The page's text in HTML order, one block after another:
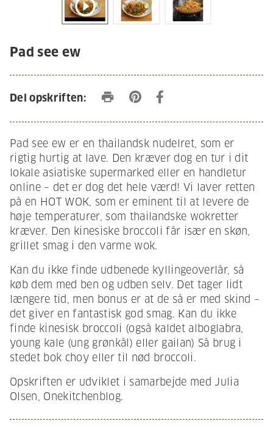
play_circle_outline
Pad see ew
Del opskriften: print
Pad see ew er en thailandsk nudelret, som er
rigtig hurtig at lave. Den kræver dog en tur i dit
lokale asiatiske supermarked eller en handletur
online – det er dog det hele værd! Vi laver retten
på en HOT WOK, som er eminent til at levere de
høje temperaturer, som thailandske wokretter
kræver. Den kinesiske broccoli får især en skøn,
grillet smag i den varme wok.
Kan du ikke finde udbenede kyllingeoverlår, så
køb dem med ben og udben selv. Det tager lidt
længere tid, men bonus er at de så er med skind –
det giver en fantastisk god smag. Kan du ikke
finde kinesisk broccoli (også kaldet alboglabra,
young kale (ung grønkål) eller gailan) Så brug i
stedet bok choy eller til nød broccoli.
Opskriften er udviklet i samarbejde med Julia
Olsen, Onekitchenblog.